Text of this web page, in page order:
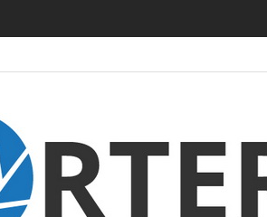
นส์ ‘กุชชี่’ 50 ปี พร้อมส่ง 4 แบรนด์ใหม่บุกตลาดไทย